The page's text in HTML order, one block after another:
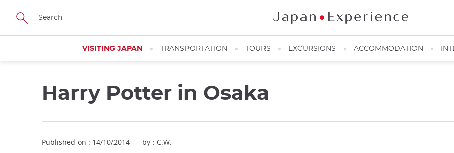
Skip
main
VISITING JAPAN TRANSPORTATION TOURS EXCURSIONS ACCOMMODATION
Harry Potter in Osaka
Published on : 14/10/2014 by : C.W.